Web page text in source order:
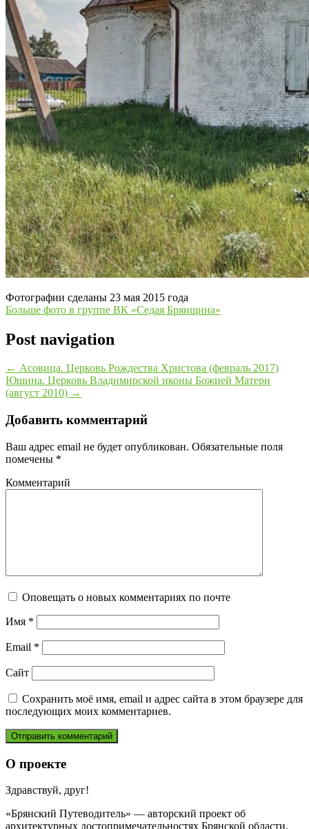
Фотографии сделаны 23 мая 2015 года
Больше фото в группе ВК «Седая Брянщина»
Post navigation
← Асовица. Церковь Рождества Христова (февраль 2017)
Юшина. Церковь Владимирской иконы Божией Матери
(август 2010) →
Добавить комментарий
Ваш адрес email не будет опубликован. Обязательные поля
помечены *
Комментарий
Оповещать о новых комментариях по почте
Имя *
Email *
Сайт
Сохранить моё имя, email и адрес сайта в этом браузере для
последующих моих комментариев.
О проекте
Здравствуй, друг!
«Брянский Путеводитель» — авторский проект об
архитектурных достопримечательностях Брянской области.